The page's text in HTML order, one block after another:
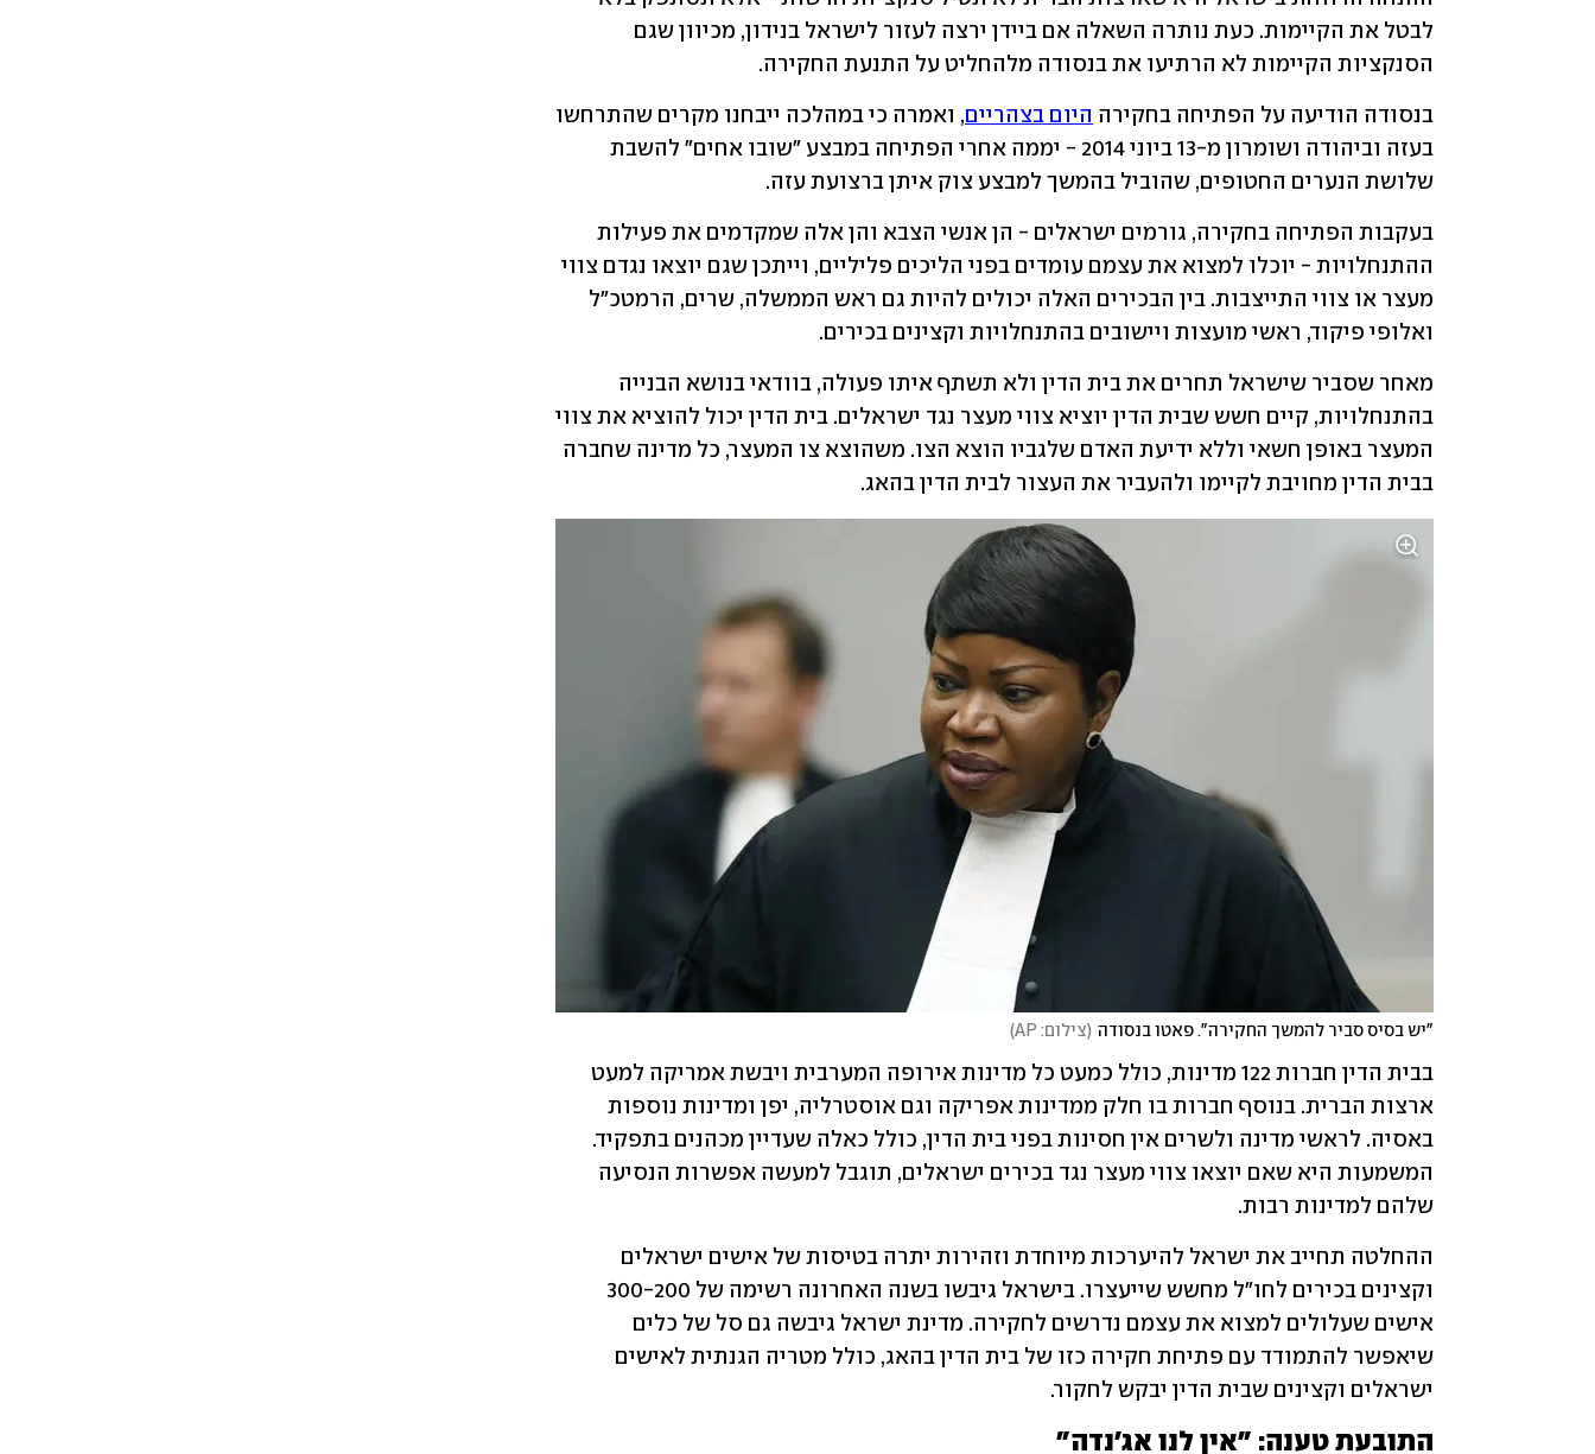
הסנקציות הקיימות לא הרתיעו את בנסודה מלהחליט על התנעת החקירה.
בנסודה הודיעה על הפתיחה בחקירה היום בצהריים
שלושת הנערים החטופים, שהוביל בהמשך למבצע צוק איתן ברצועת עזה.
ואלופי פיקוד, ראשי מועצות ויישובים בהתנחלויות וקצינים בכירים.
בבית הדין מחויבת לקיימו ולהעביר את העצור לבית הדין בהאג.
"יש בסיס סביר להמשך החקירה". פאטו בנסודה (צילום: AP )
שלהם למדינות רבות.
ישראלים וקצינים שבית הדין יבקש לחקור.
התובעת טענה: "אין לנו אג'נדה"